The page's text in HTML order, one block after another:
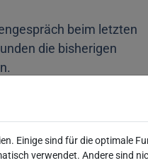
beim letzten
die bisherigen
sind nicht nur
– flexibel, intuitiv
Einige sind für die optimale
verwendet. Andere sind